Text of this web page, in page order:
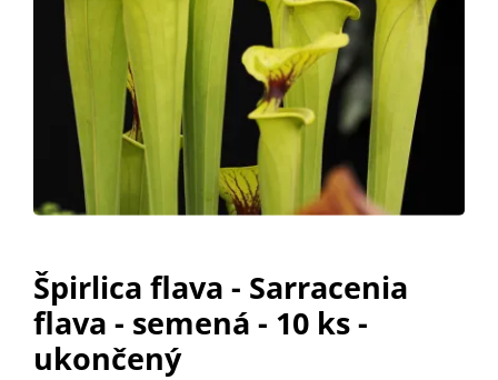
Špirlica flava - Sarracenia
flava - semená - 10 ks -
ukončený